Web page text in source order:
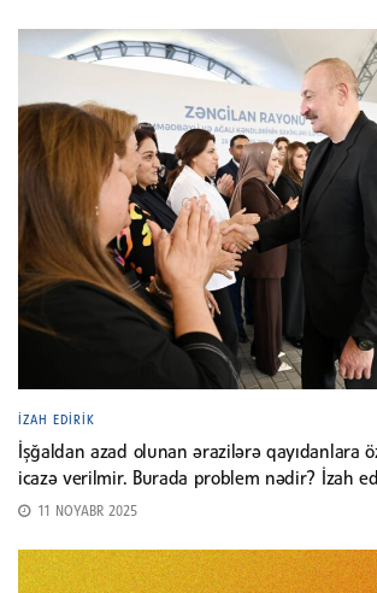
İZAH EDIRIK
İşğaldan azad olunan ərazilərə qayıdanlara
icazə verilmir. Burada problem nədir? İzah
11 NOYABR 2025